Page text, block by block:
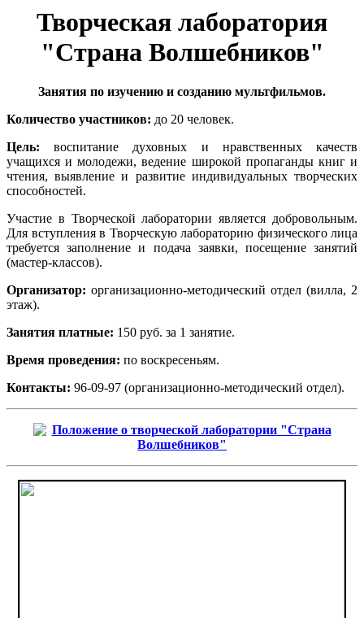
Творческая лаборатория
"Страна Волшебников"
Занятия по изучению и созданию мультфильмов.
Количество участников: до 20 человек.
Цель: воспитание духовных и нравственных качеств
учащихся и молодежи, ведение широкой пропаганды книг и
чтения, выявление и развитие индивидуальных творческих
способностей.
Участие в Творческой лаборатории является добровольным.
Для вступления в Творческую лабораторию физического лица
требуется заполнение и подача заявки, посещение занятий
(мастер-классов).
Организатор: организационно-методический отдел (вилла, 2
этаж).
Занятия платные: 150 руб. за 1 занятие.
Время проведения: по воскресеньям.
Контакты: 96-09-97 (организационно-методический отдел).
Положение о творческой лаборатории "Страна
Волшебников"